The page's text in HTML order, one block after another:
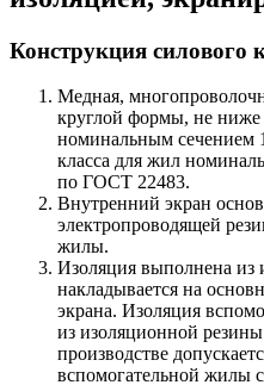
Конструкция силового
Медная,
круглой формы, не ниже
номинальным сечением
класса для жил
по ГОСТ 22483.
Внутренний экран
электропроводящей
жилы.
Изоляция выполнена
накладывается на
экрана. Изоляция
из изоляционной
производстве
вспомогательной жилы